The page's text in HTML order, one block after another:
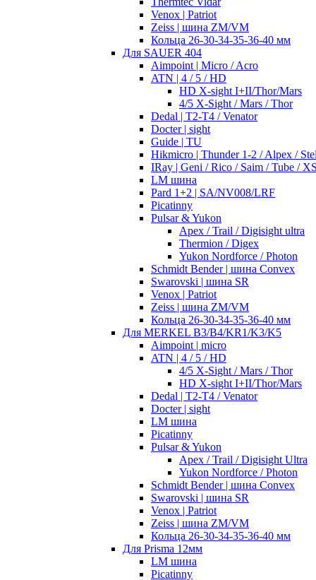
Venox | Patriot
Zeiss | шина ZM/VM
Кольца 26-30-34-35-36-40 мм
Для SAUER 404
Aimpoint | Micro / Acro
ATN | 4 / 5 / HD
HD X-sight I+II/Thor/Mars
4/5 X-Sight / Mars / Thor
Dedal | T2-T4 / Venator
Docter | sight
Guide | TU
Hikmicro | Thunder 1-2 / Alpex /
IRay | Geni / Rico / Saim / Tube /
LM шина
Pard 1+2 | SA/NV008/LRF
Picatinny
Pulsar & Yukon
Apex / Trail / Digisight ultra
Thermion / Digex
Yukon Nordforce / Photon
Schmidt Bender | шина Convex
Swarovski | шина SR
Venox | Patriot
Zeiss | шина ZM/VM
Кольца 26-30-34-35-36-40 мм
Для MERKEL B3/B4/KR1/K3/K5
Aimpoint | micro
ATN | 4 / 5 / HD
4/5 X-Sight / Mars / Thor
HD X-sight I+II/Thor/Mars
Dedal | T2-T4 / Venator
Docter | sight
LM шина
Picatinny
Pulsar & Yukon
Apex / Trail / Digisight Ultra
Yukon Nordforce / Photon
Schmidt Bender | шина Convex
Swarovski | шина SR
Venox | Patriot
Zeiss | шина ZM/VM
Кольца 26-30-34-35-36-40 мм
Для Prisma 12мм
LM шина
Picatinny